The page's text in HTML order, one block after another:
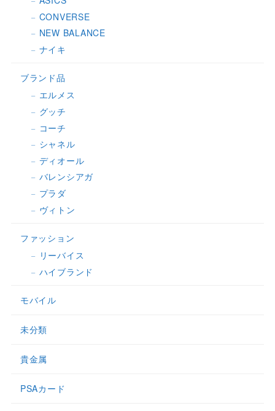
CONVERSE
NEW BALANCE
ナイキ
ブランド品
エルメス
グッチ
コーチ
シャネル
ディオール
バレンシアガ
プラダ
ヴィトン
ファッション
リーバイス
ハイブランド
モバイル
未分類
貴金属
PSAカード